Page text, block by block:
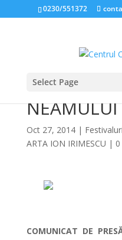
0230/551372
Select Page
Laureaţi
Oct 27, 2014|
ARTA ION IRIMESCU |
COMUNICAT DE